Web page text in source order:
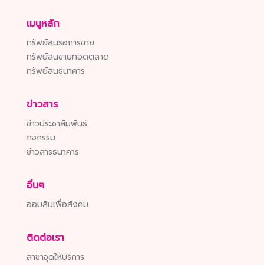
เมนูหลัก
ทรัพย์สินรอการขาย
ทรัพย์สินขายทอดตลาด
ทรัพย์สินธนาคาร
ข่าวสาร
ข่าวประชาสัมพันธ์
กิจกรรม
ข่าวสารธนาคาร
อื่นๆ
ออมสินเพื่อสังคม
ติดต่อเรา
สาขาจุดให้บริการ